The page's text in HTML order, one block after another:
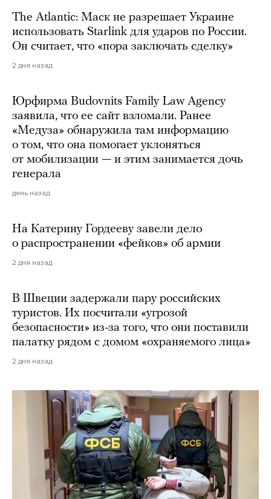
The Atlantic: Маск не разрешает Украине
использовать Starlink для ударов по России.
Он считает, что «пора заключать сделку»
2 дня назад
Юрфирма Budovnits Family Law Agency
заявила, что ее сайт взломали. Ранее
«Медуза» обнаружила там информацию
о том, что она помогает уклоняться
от мобилизации — и этим занимается дочь
генерала
день назад
На Катерину Гордееву завели дело
о распространении «фейков» об армии
2 дня назад
В Швеции задержали пару российских
туристов. Их посчитали «угрозой
безопасности» из-за того, что они поставили
палатку рядом с домом «охраняемого лица»
2 дня назад